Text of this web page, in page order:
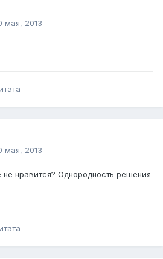
мая, 2013
мая, 2013
нравится? Однородность решения